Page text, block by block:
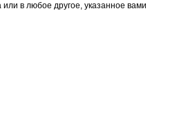
в любое другое, указанное вами